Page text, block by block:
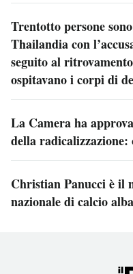
Trentotto persone
Thailandia con
seguito al
ospitavano i corpi di
La Camera ha
della radicalizzazione:
Christian Panucci è il
nazionale di calcio